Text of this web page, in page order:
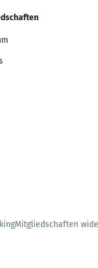
Mitgliedschaften